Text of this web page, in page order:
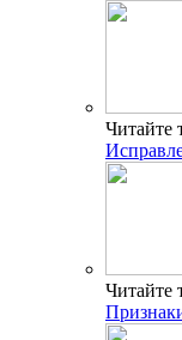
Читайте
Читайте